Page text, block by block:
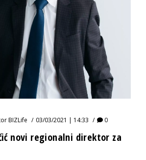
BIZLife 03/03/2021 | 14:33 0
novi regionalni direktor za